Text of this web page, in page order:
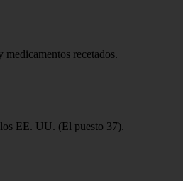
recetados.
EE. UU. (El puesto 37).